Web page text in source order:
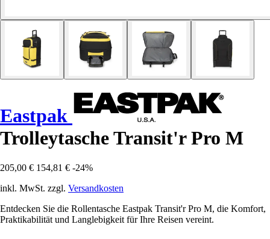
Eastpak
Trolleytasche Transit'r Pro M
205,00 € 154,81 € -24%
inkl. MwSt. zzgl. Versandkosten
Entdecken Sie die Rollentasche Eastpak Transit'r Pro M, die Komfort,
Praktikabilität und Langlebigkeit für Ihre Reisen vereint.